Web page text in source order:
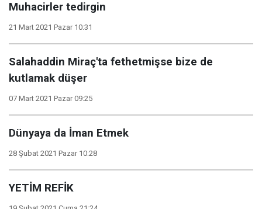
Muhacirler tedirgin
21 Mart 2021 Pazar 10:31
Salahaddin Miraç'ta fethetmişse bize de
kutlamak düşer
07 Mart 2021 Pazar 09:25
Dünyaya da İman Etmek
28 Şubat 2021 Pazar 10:28
YETİM REFİK